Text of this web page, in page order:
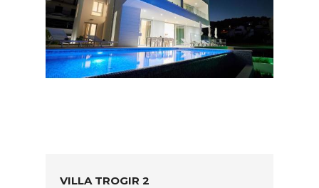
VILLA TROGIR 2